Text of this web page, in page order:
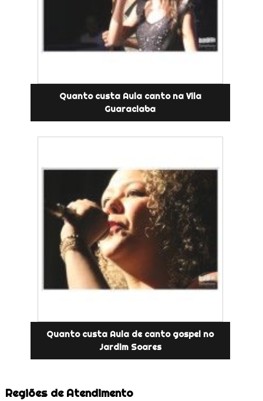
Quanto custa Aula canto na Vila
Guaraciaba
Quanto custa Aula de canto gospel no
Jardim Soares
Regiões de Atendimento